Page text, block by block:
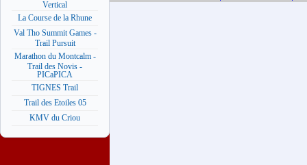
Vertical
La Course de la Rhune
Val Tho Summit Games -
Trail Pursuit
Marathon du Montcalm -
Trail des Novis -
PICaPICA
TIGNES Trail
Trail des Etoiles 05
KMV du Criou